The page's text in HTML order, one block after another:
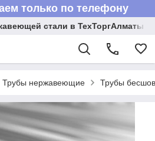
только по телефону
стали в ТехТоргАлматы
Трубы нержавеющие Трубы